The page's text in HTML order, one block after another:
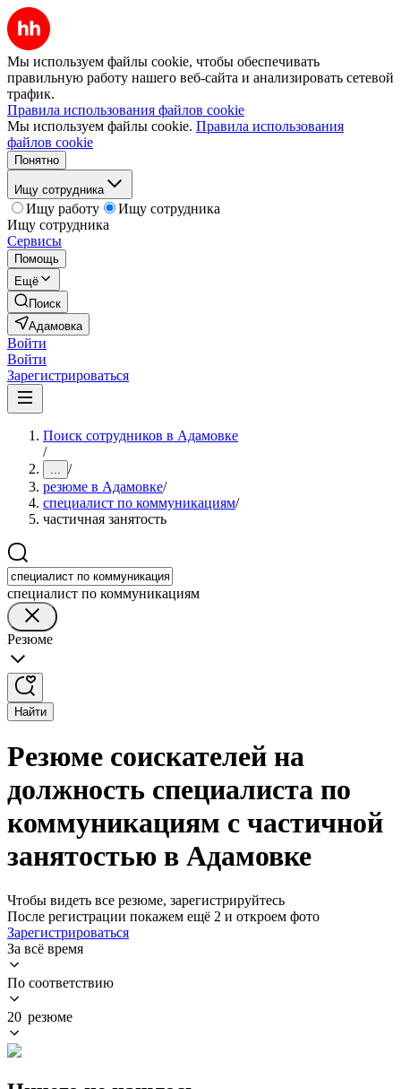
Мы используем файлы cookie, чтобы обеспечивать
правильную работу нашего веб-сайта и анализировать сетевой
трафик.
Правила использования файлов cookie
Мы используем файлы cookie. Правила использования
файлов cookie
Понятно
Ищу сотрудника
Ищу работу
Ищу сотрудника
Ищу сотрудника
Сервисы
Помощь
Ещё
Поиск
Адамовка
Войти
Войти
Зарегистрироваться
Поиск сотрудников в Адамовке
/
... /
резюме в Адамовке/
специалист по коммуникациям/
частичная занятость
специалист по коммуникациям
Резюме
Найти
Резюме соискателей на
должность специалиста по
коммуникациям с частичной
занятостью в Адамовке
Чтобы видеть все резюме, зарегистрируйтесь
После регистрации покажем ещё 2 и откроем фото
Зарегистрироваться
За всё время
По соответствию
20 резюме